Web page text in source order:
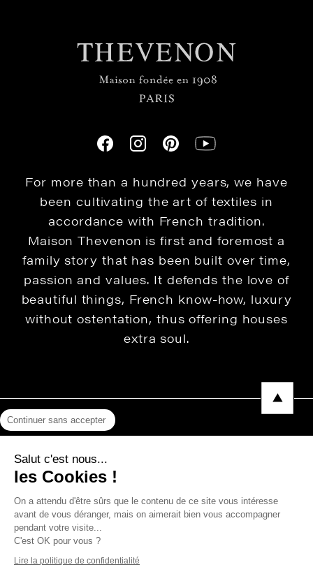
For more than a hundred years, we have
been cultivating the art of textiles in
accordance with French tradition.
Maison Thevenon is first and foremost a
family story that has been built over time,
passion and values. It defends the love of
beautiful things, French know-how, luxury
without ostentation, thus offering houses
extra soul.
Privacy Policy
Press area
Continuer sans accepter
Salut c'est nous...
les Cookies !
On a attendu d'être sûrs que le contenu de ce site vous intéresse
avant de vous déranger, mais on aimerait bien vous accompagner
pendant votre visite...
C'est OK pour vous ?
Lire la politique de confidentialité